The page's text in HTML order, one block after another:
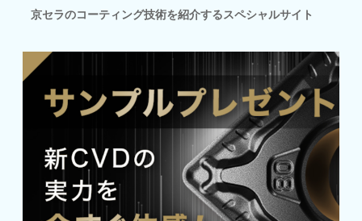
京セラのコーティング技術を紹介するスペシャルサイト